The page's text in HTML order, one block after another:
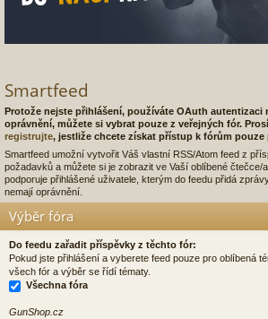
Smartfeed
Protože nejste přihlášení, používáte OAuth autentizaci
oprávnění, můžete si vybrat pouze z veřejných fór.
registrujte, jestliže chcete získat přístup k fórům pouze
Smartfeed umožní vytvořit Váš vlastní RSS/Atom feed z
požadavků a můžete si je zobrazit ve Vaší oblíbené čtečce/
podporuje přihlášené uživatele, kterým do feedu přidá
nemají oprávnění.
Výběr fóra
Do feedu zařadit příspěvky z těchto fór:
Pokud jste přihlášení a vyberete feed pouze pro oblíbená
všech fór a výběr se řídí tématy.
Všechna fóra
GunShop.cz